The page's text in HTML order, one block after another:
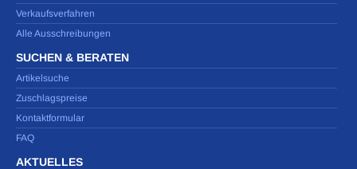
Verkaufsverfahren
Alle Ausschreibungen
SUCHEN & BERATEN
Artikelsuche
Zuschlagspreise
Kontaktformular
FAQ
AKTUELLES